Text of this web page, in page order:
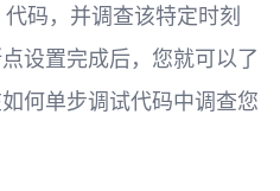
码，并调查该特定时刻
设置完成后，您就可以了
何单步调试代码中调查您